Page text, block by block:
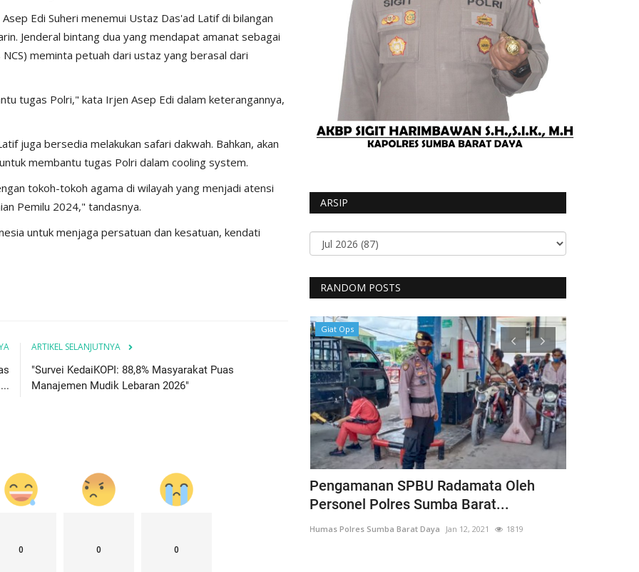
Edi Suheri menemui Ustaz Das'ad Latif di bilangan
Jenderal bintang dua yang mendapat amanat sebagai
meminta petuah dari ustaz yang berasal dari
tugas Polri," kata Irjen Asep Edi dalam keterangannya,
juga bersedia melakukan safari dakwah. Bahkan, akan
membantu tugas Polri dalam cooling system.
tokoh-tokoh agama di wilayah yang menjadi atensi
Pemilu 2024," tandasnya.
untuk menjaga persatuan dan kesatuan, kendati
ARTIKEL SELANJUTNYA
"Survei KedaiKOPI: 88,8% Masyarakat Puas
Manajemen Mudik Lebaran 2026"
0 0 0
ARSIP
RANDOM POSTS
Meminimalisir Tingkat Kecelakaan,
Polres Sumba Barat Daya...
Giat Ops
Pengamanan SPBU Radamata Oleh
Personel Polres Sumba Barat...
Humas Polres Sumba Barat Daya Jan 12, 2021 1819